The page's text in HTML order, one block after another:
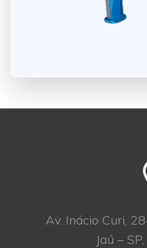
Av. Inácio Curi,
Jaú –